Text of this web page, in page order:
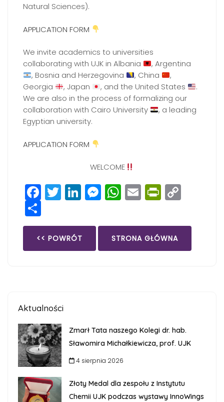
Natural Sciences).
APPLICATION FORM
We invite academics to universities
collaborating with UJK in Albania
, Argentina
, Bosnia and Herzegovina
, China
,
Georgia
, Japan , and the United States
.
We are also in the process of formalizing our
collaboration with Cairo University
, a leading
Egyptian university.
APPLICATION FORM
WELCOME
Facebook
Twitter
LinkedIn
Messenger
WhatsApp
Email
Share
<< POWRÓT STRONA GŁÓWNA
Aktualności
Zmarł Tata naszego Kolegi dr. hab.
Sławomira Michałkiewicza, prof. UJK
4 sierpnia 2026
Złoty Medal dla zespołu z Instytutu
Chemii UJK podczas wystawy InnoWings